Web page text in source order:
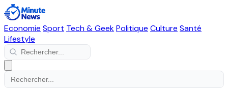
Economie Sport Tech & GeekPolitique Culture Santé
Lifestyle